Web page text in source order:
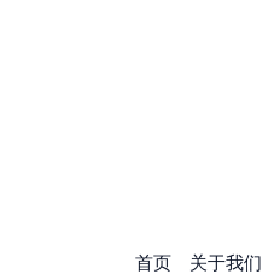
首页 关于我们